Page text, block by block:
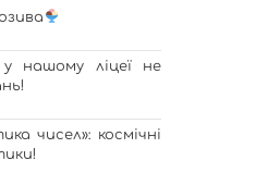
у нашому ліцеї не
чисел»: космічні